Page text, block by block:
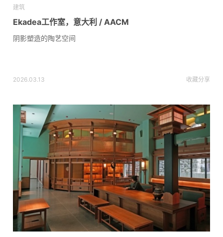
建筑
Ekadea工作室，意大利 / AACM
阴影塑造的陶艺空间
2026.03.13 收藏分享